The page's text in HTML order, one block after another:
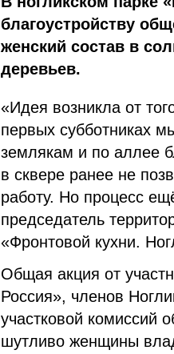
благоустройству
женский состав в
деревьев.
«Идея возникла от
первых субботниках
землякам и по аллее
в сквере ранее не
работу. Но процесс
председатель
«Фронтовой кухни.
Общая акция от
Россия», членов
участковой комиссий
шутливо женщины